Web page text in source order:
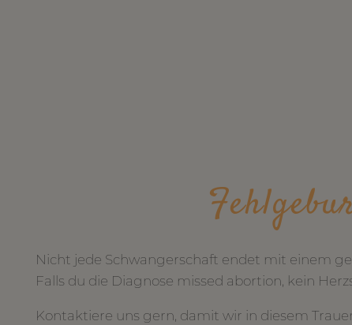
Nicht jede Schwangerschaft endet mit einem
Falls du die Diagnose missed abortion, kein
Kontaktiere uns gern, damit wir in diesem